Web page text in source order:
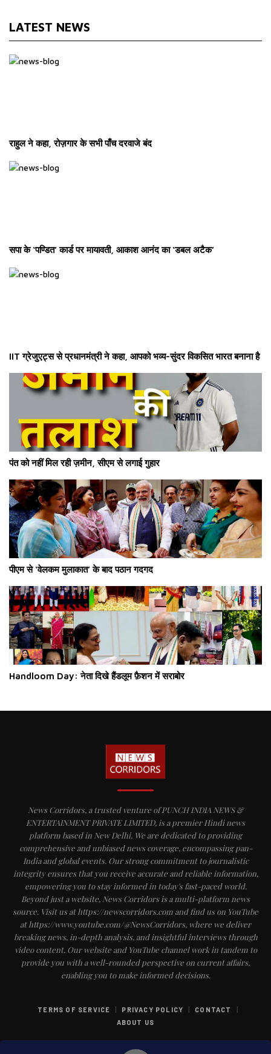
LATEST NEWS
राहुल ने कहा, रोज़गार के सभी पाँच दरवाजे बंद
सपा के ‘पण्डित’ कार्ड पर मायावती, आकाश आनंद का ‘डबल अटैक’
IIT ग्रेजुएट्स से प्रधानमंत्री ने कहा, आपको भव्य-सुंदर विकसित भारत बनाना है
पंत को नहीं मिल रही ज़मीन, सीएम से लगाई गुहार
पीएम से ‘वेलकम मुलाकात’ के बाद पठान गदगद
Handloom Day: नेता दिखे हैंडलूम फ़ैशन में सराबोर
News Corridors, a trusted venture of PUNCH INDIA NEWS &
ENTERTAINMENT PRIVATE LIMITED, is a premier Hindi news
platform based in New Delhi. We are dedicated to providing
comprehensive and unbiased news coverage, encompassing pan-
India and global events. Our strong commitment to journalistic
integrity ensures that you receive accurate and reliable information,
empowering you to stay informed in today's fast-paced world.
Beyond just a website, News Corridors is a multi-platform news
source. Visit us at https://newscorridors.com and find us on YouTube
at https://www.youtube.com/@NewsCorridors, where we deliver
breaking news, in-depth analysis, and insightful interviews through
video content. Our website and YouTube channel work in tandem to
provide you with a well-rounded perspective on current affairs,
enabling you to make informed decisions.
TERMS OF SERVICE | PRIVACY POLICY | CONTACT |
ABOUT US